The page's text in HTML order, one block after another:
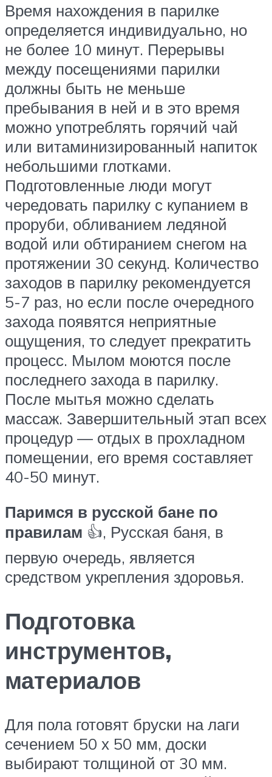
Время нахождения в парилке
определяется индивидуально, но
не более 10 минут. Перерывы
между посещениями парилки
должны быть не меньше
пребывания в ней и в это время
можно употреблять горячий чай
или витаминизированный напиток
небольшими глотками.
Подготовленные люди могут
чередовать парилку с купанием в
проруби, обливанием ледяной
водой или обтиранием снегом на
протяжении 30 секунд. Количество
заходов в парилку рекомендуется
5-7 раз, но если после очередного
захода появятся неприятные
ощущения, то следует прекратить
процесс. Мылом моются после
последнего захода в парилку.
После мытья можно сделать
массаж. Завершительный этап всех
процедур — отдых в прохладном
помещении, его время составляет
40-50 минут.
Паримся в русской бане по
правилам 👍, Русская баня, в
первую очередь, является
средством укрепления здоровья.
Подготовка
инструментов,
материалов
Для пола готовят бруски на лаги
сечением 50 х 50 мм, доски
выбирают толщиной от 30 мм.